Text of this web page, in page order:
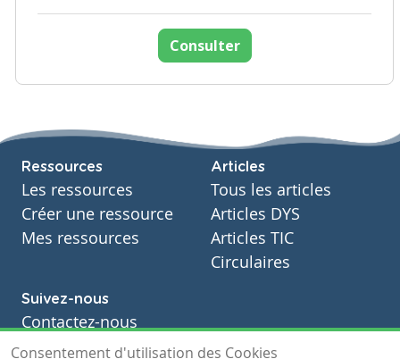
Consulter
Ressources
Les ressources
Créer une ressource
Mes ressources
Articles
Tous les articles
Articles DYS
Articles TIC
Circulaires
Suivez-nous
Contactez-nous
Soutien scolaire
Consentement d'utilisation des Cookies